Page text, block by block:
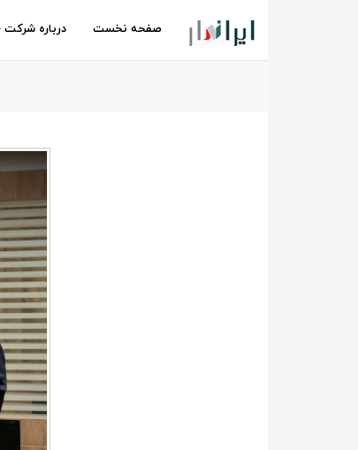
صفحه نخست درباره شرکت